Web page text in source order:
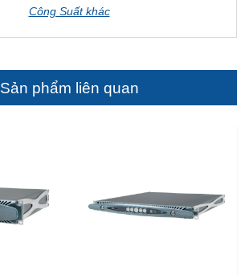
Công Suất khác
Sản phẩm liên quan